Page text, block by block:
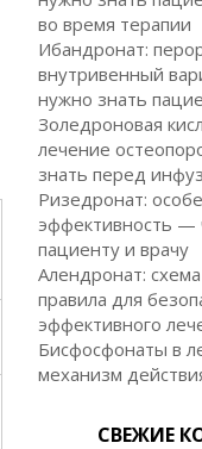
во время терапии
Ибандронат:
внутривенный
нужно знать
Золедроновая
лечение
знать перед
Ризедронат:
эффективность —
пациенту и врачу
Алендронат:
правила для
эффективного
Бисфосфонаты в
механизм
СВЕЖИЕ